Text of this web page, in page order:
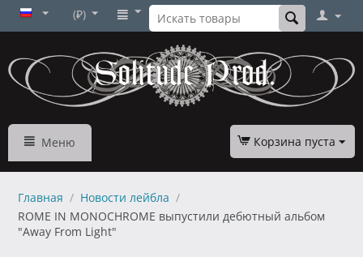
(₽)
Меню Корзина пуста
Главная / Новости лейбла /
ROME IN MONOCHROME выпустили дебютный альбом
"Away From Light"